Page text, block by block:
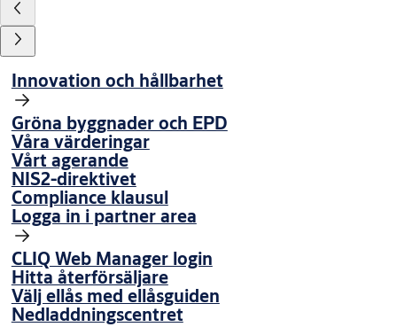
Innovation och hållbarhet
Gröna byggnader och EPD
Våra värderingar
Vårt agerande
NIS2-direktivet
Compliance klausul
Logga in i partner area
CLIQ Web Manager login
Hitta återförsäljare
Välj ellås med ellåsguiden
Nedladdningscentret